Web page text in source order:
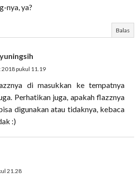
nya, ya?
Balas
pukul 11.19
di masukkan ke tempatnya
Perhatikan juga, apakah flazznya
digunakan atau tidaknya, kebaca
:)
21.28